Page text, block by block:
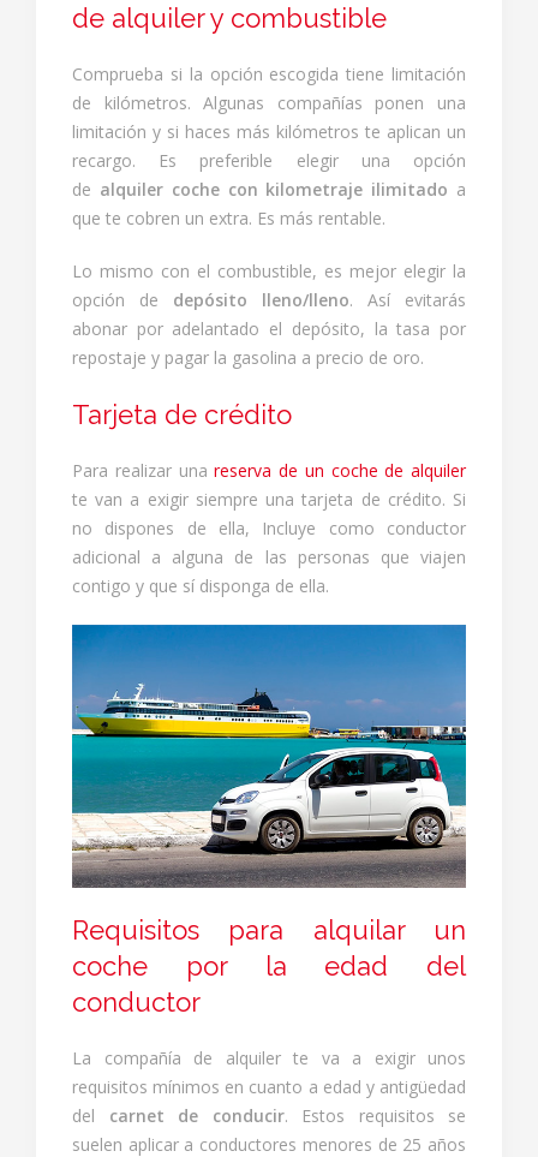
de alquiler y combustible
Comprueba si la opción escogida tiene limitación
de kilómetros. Algunas compañías ponen una
limitación y si haces más kilómetros te aplican un
recargo. Es preferible elegir una opción
de alquiler coche con kilometraje ilimitado a
que te cobren un extra. Es más rentable.
Lo mismo con el combustible, es mejor elegir la
opción de depósito lleno/lleno. Así evitarás
abonar por adelantado el depósito, la tasa por
repostaje y pagar la gasolina a precio de oro.
Tarjeta de crédito
Para realizar unareserva de un coche de alquiler
te van a exigir siempre una tarjeta de crédito. Si
no dispones de ella, Incluye como conductor
adicional a alguna de las personas que viajen
contigo y que sí disponga de ella.
Requisitos para alquilar un
coche por la edad del
conductor
La compañía de alquiler te va a exigir unos
requisitos mínimos en cuanto a edad y antigüedad
del carnet de conducir. Estos requisitos se
suelen aplicar a conductores menores de 25 años